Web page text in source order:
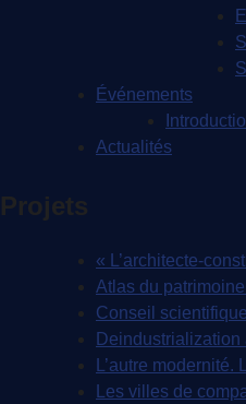
Événements
Actualités
Projets
« L’architecte-
Atlas du
Conseil
Deindustrialization
L’autre
Les villes de